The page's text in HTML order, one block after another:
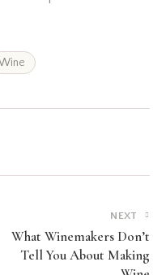
NEXT
What Winemakers Don’t
Tell You About Making